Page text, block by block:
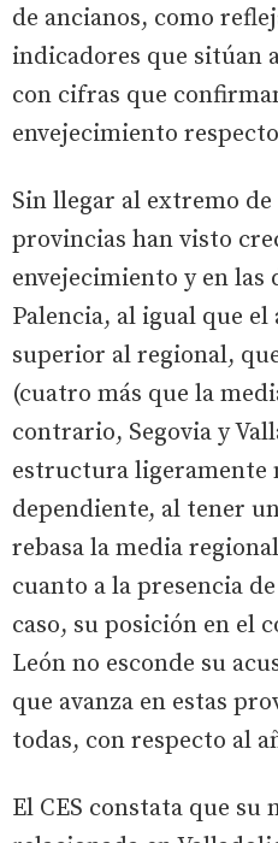
de ancianos, como
indicadores que sitúan
con cifras que
envejecimiento
Sin llegar al extremo
provincias han visto
envejecimiento y en las
Palencia, al igual que el
superior al regional,
(cuatro más que la
contrario, Segovia y
estructura ligeramente
dependiente, al tener
rebasa la media
cuanto a la presencia
caso, su posición en el
León no esconde su
que avanza en estas
todas, con respecto al
El CES constata que su